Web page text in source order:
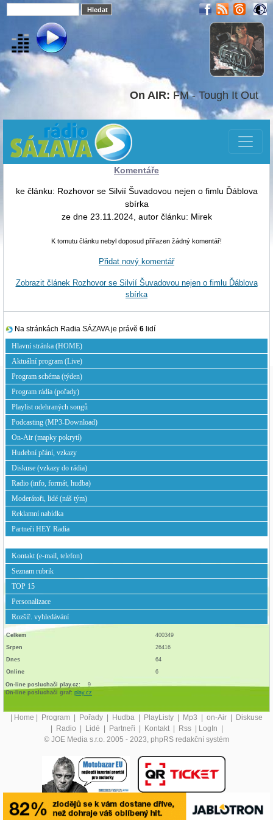
On AIR: FM - Tough It Out
Komentáře
ke článku: Rozhovor se Silvií Šuvadovou nejen o fimlu Ďáblova
sbírka
ze dne 23.11.2024, autor článku: Mirek
K tomutu článku nebyl doposud přiřazen žádný komentář!
Přidat nový komentář
Zobrazit článek Rozhovor se Silvií Šuvadovou nejen o fimlu Ďáblova
sbírka
Na stránkách Radia SÁZAVA je právě 6 lidí
Hlavní stránka (HOME)
Aktuální program (Live)
Program schéma (týden)
Program rádia (pořady)
Playlist odehraných songů
Podcasting (MP3-Download)
On-Air (mapky pokrytí)
Hudební přání, vzkazy
Diskuse (vzkazy do rádia)
Radio (info, formát, hudba)
Moderátoři, lidé (náš tým)
Reklamní nabídka
Partneři HEY Radia
Kontakt (e-mail, telefon)
Seznam rubrik
TOP 15
Personalizace
Rozšíř. vyhledávání
Celkem
400349
Srpen
26416
Dnes
64
Online
6
On-line posluchači play.cz:
9
On-line posluchači graf: play.cz
| Home | Program | Pořady | Hudba | PlayListy | Mp3 | on-Air | Diskuse
| Radio | Lidé | Partneři | Kontakt | Rss | LogIn |
© JOE Media s.r.o. 2005 - 2023, phpRS redakční systém